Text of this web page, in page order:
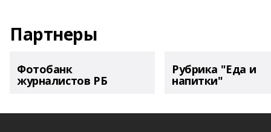
Партнеры
Фотобанк
журналистов РБ
Рубрика "Еда и
напитки"